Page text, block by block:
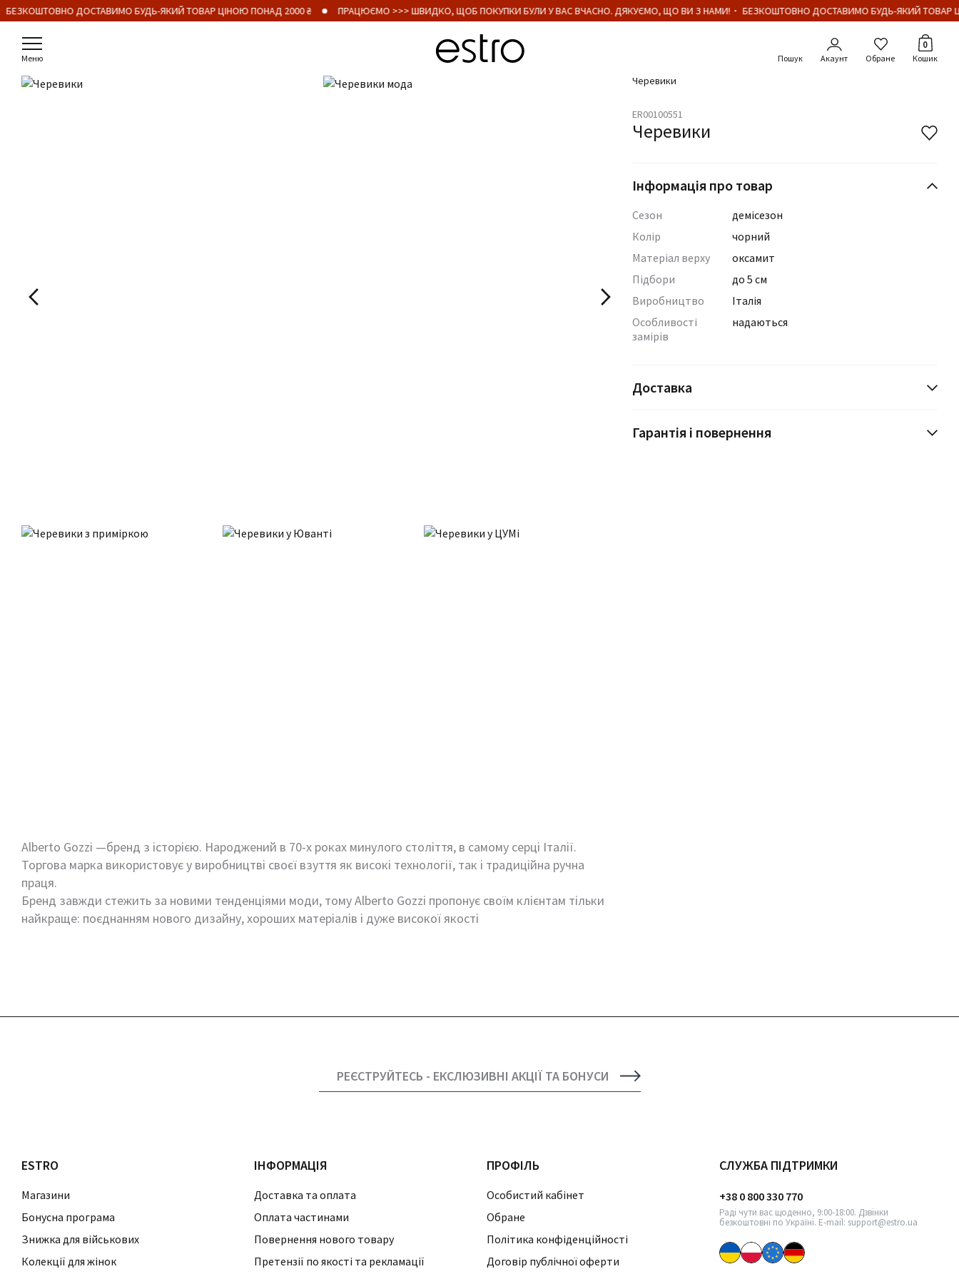
ДОСТАВИМО БУДЬ-ЯКИЙ ТОВАР ЦІНОЮ ПОНАД 2000 ₴ ПРАЦЮЄМО >>> ШВИДКО, ЩОБ ПОКУПКИ БУЛИ У ВАС ВЧАСНО. ДЯКУЄМО, ЩО ВИ З НАМИ!・ БЕЗКОШТОВНО ДОСТАВИМО БУДЬ-ЯКИЙ ТОВАР
Меню Акаунт Обране
0
Кошик
Черевики
ER00100551
Черевики
Інформація про товар
Сезон
демісезон
Колір
чорний
Матеріал верху
оксамит
Підбори
до 5 см
Виробництво
Італія
Особливості
замірів
надаються
Доставка
Гарантія і повернення
Alberto Gozzi —бренд з історією. Народжений в 70-х роках минулого століття, в самому серці Італії.
Торгова марка використовує у виробництві своєї взуття як високі технології, так і традиційна ручна
праця.
Бренд завжди стежить за новими тенденціями моди, тому Alberto Gozzi пропонує своїм клієнтам тільки
найкраще: поєднанням нового дизайну, хороших матеріалів і дуже високої якості
РЕЄСТРУЙТЕСЬ - ЕКСЛЮЗИВНІ АКЦІЇ ТА БОНУСИ
ESTRO
Магазини
Бонусна програма
Знижка для військових
Колекції для жінок
ІНФОРМАЦІЯ
Доставка та оплата
Оплата частинами
Повернення нового товару
Претензії по якості та рекламації
ПРОФІЛЬ
Особистий кабінет
Обране
Політика конфіденційності
Договір публічної оферти
СЛУЖБА ПІДТРИМКИ
+38 0 800 330 770
Раді чути вас щоденно, 9:00-18:00. Дзвінки
безкоштовні по Україні. E-mail: support@estro.ua